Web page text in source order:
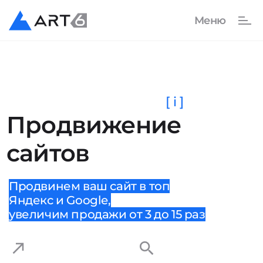
Продвижение
сайтов
[ i ]
Продвинем ваш сайт в топ
Яндекс и Google,
увеличим продажи от 3 до 15 раз